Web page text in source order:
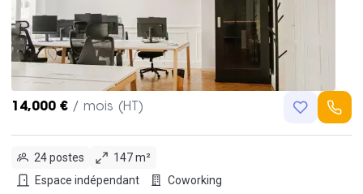
14,000 € / mois (HT)
24 postes
147 m²
Espace indépendant
Coworking